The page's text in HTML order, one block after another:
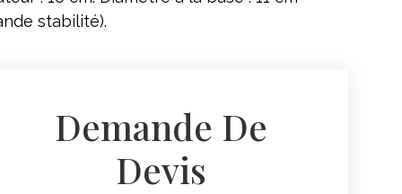
stabilité).
Demande De
Devis